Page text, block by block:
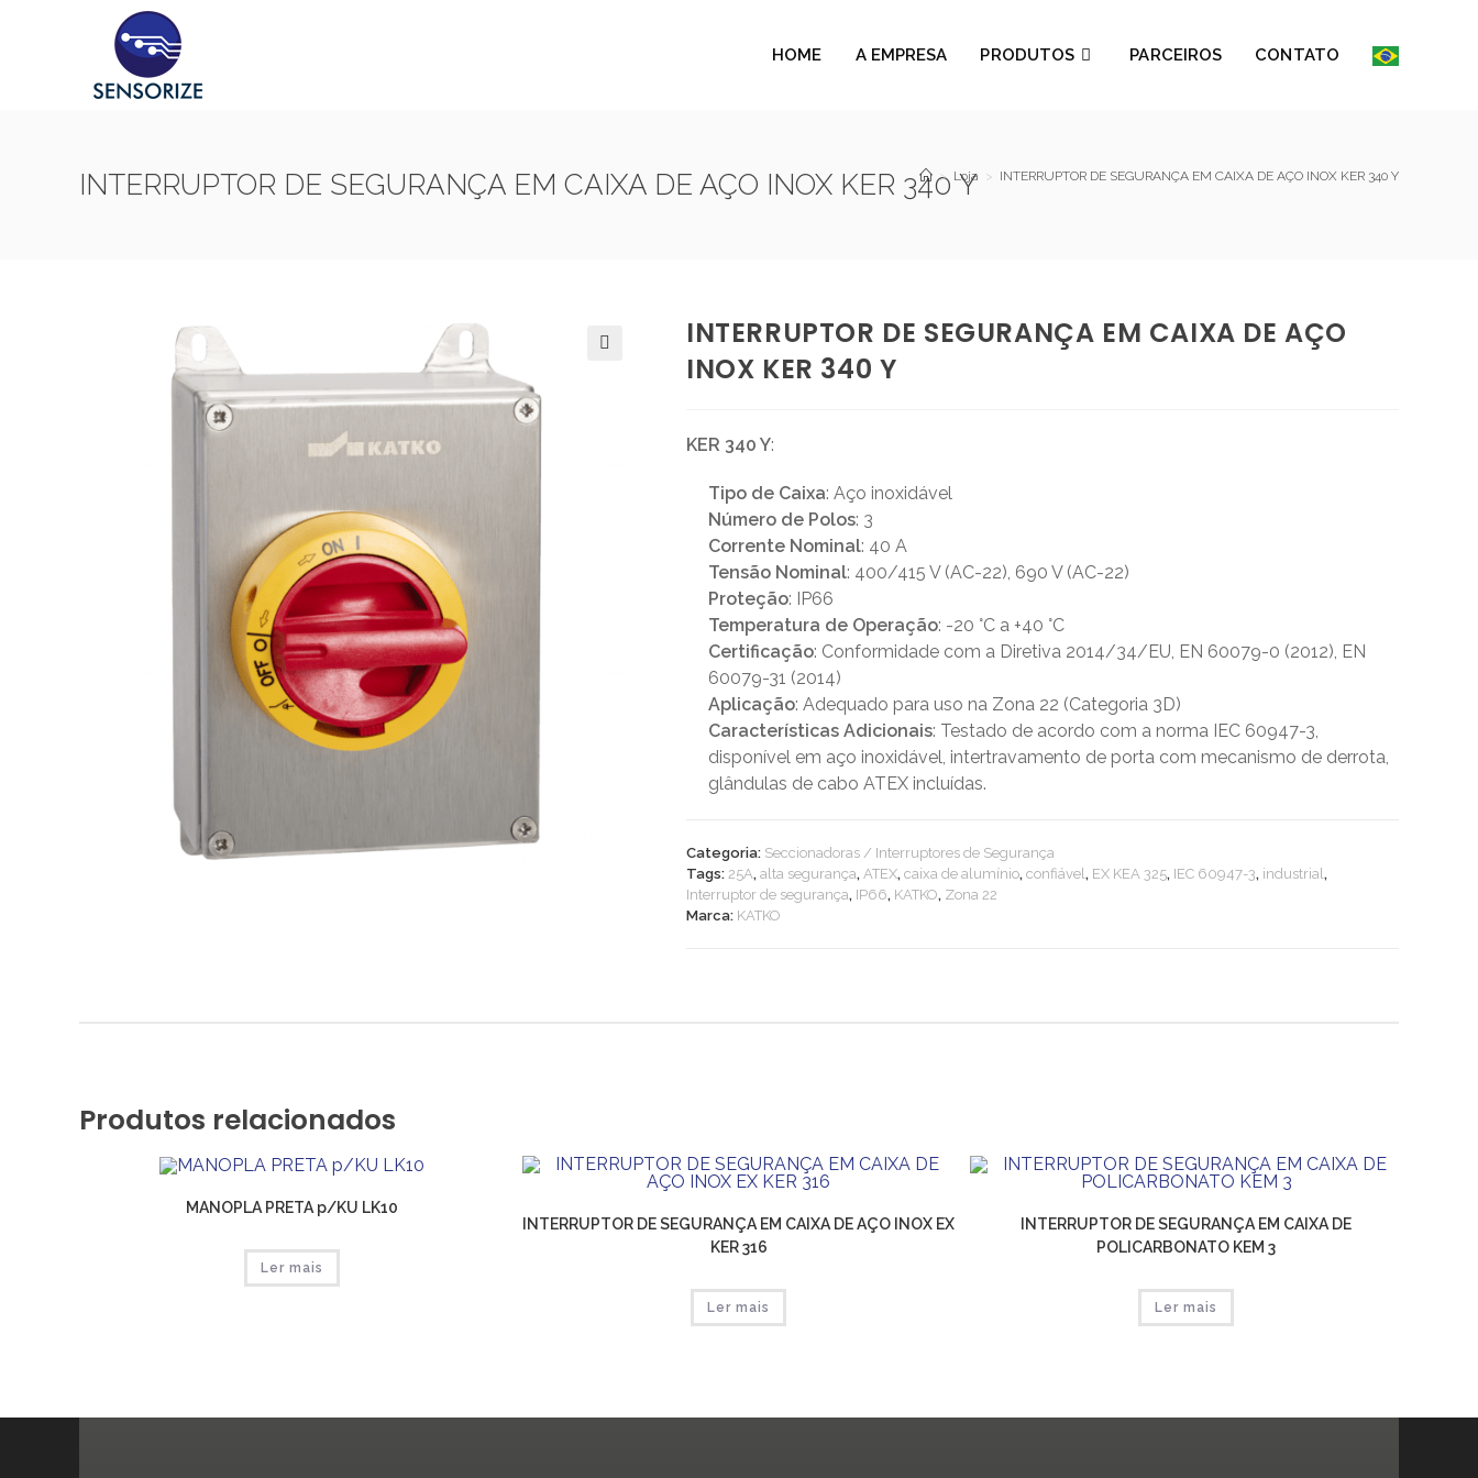
HOME A EMPRESA PRODUTOS PARCEIROS CONTATO
INTERRUPTOR DE SEGURANÇA EM CAIXA DE AÇO INOX KER 340 Y
> Loja > INTERRUPTOR DE SEGURANÇA EM CAIXA DE AÇO INOX KER 340 Y
INTERRUPTOR DE SEGURANÇA EM CAIXA DE AÇO
INOX KER 340 Y
KER 340 Y:
Tipo de Caixa: Aço inoxidável
Número de Polos: 3
Corrente Nominal: 40 A
Tensão Nominal: 400/415 V (AC-22), 690 V (AC-22)
Proteção: IP66
Temperatura de Operação: -20 °C a +40 °C
Certificação: Conformidade com a Diretiva 2014/34/EU, EN 60079-0 (2012), EN
60079-31 (2014)
Aplicação: Adequado para uso na Zona 22 (Categoria 3D)
Características Adicionais: Testado de acordo com a norma IEC 60947-3,
disponível em aço inoxidável, intertravamento de porta com mecanismo de derrota,
glândulas de cabo ATEX incluídas.
Categoria: Seccionadoras / Interruptores de Segurança
Tags: 25A, alta segurança, ATEX, caixa de alumínio, confiável, EX KEA 325, IEC 60947-3, industrial,
Interruptor de segurança, IP66, KATKO, Zona 22
Marca: KATKO
Produtos relacionados
MANOPLA PRETA p/KU LK10
Ler mais
INTERRUPTOR DE SEGURANÇA EM CAIXA DE AÇO INOX EX
KER 316
Ler mais
INTERRUPTOR DE SEGURANÇA EM CAIXA DE
POLICARBONATO KEM 3
Ler mais